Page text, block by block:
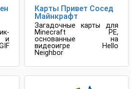
Карты Привет Сосед
Майнкрафт
Загадочные карты для
Minecraft PE,
основанные на
видеоигре Hello
Neighbor